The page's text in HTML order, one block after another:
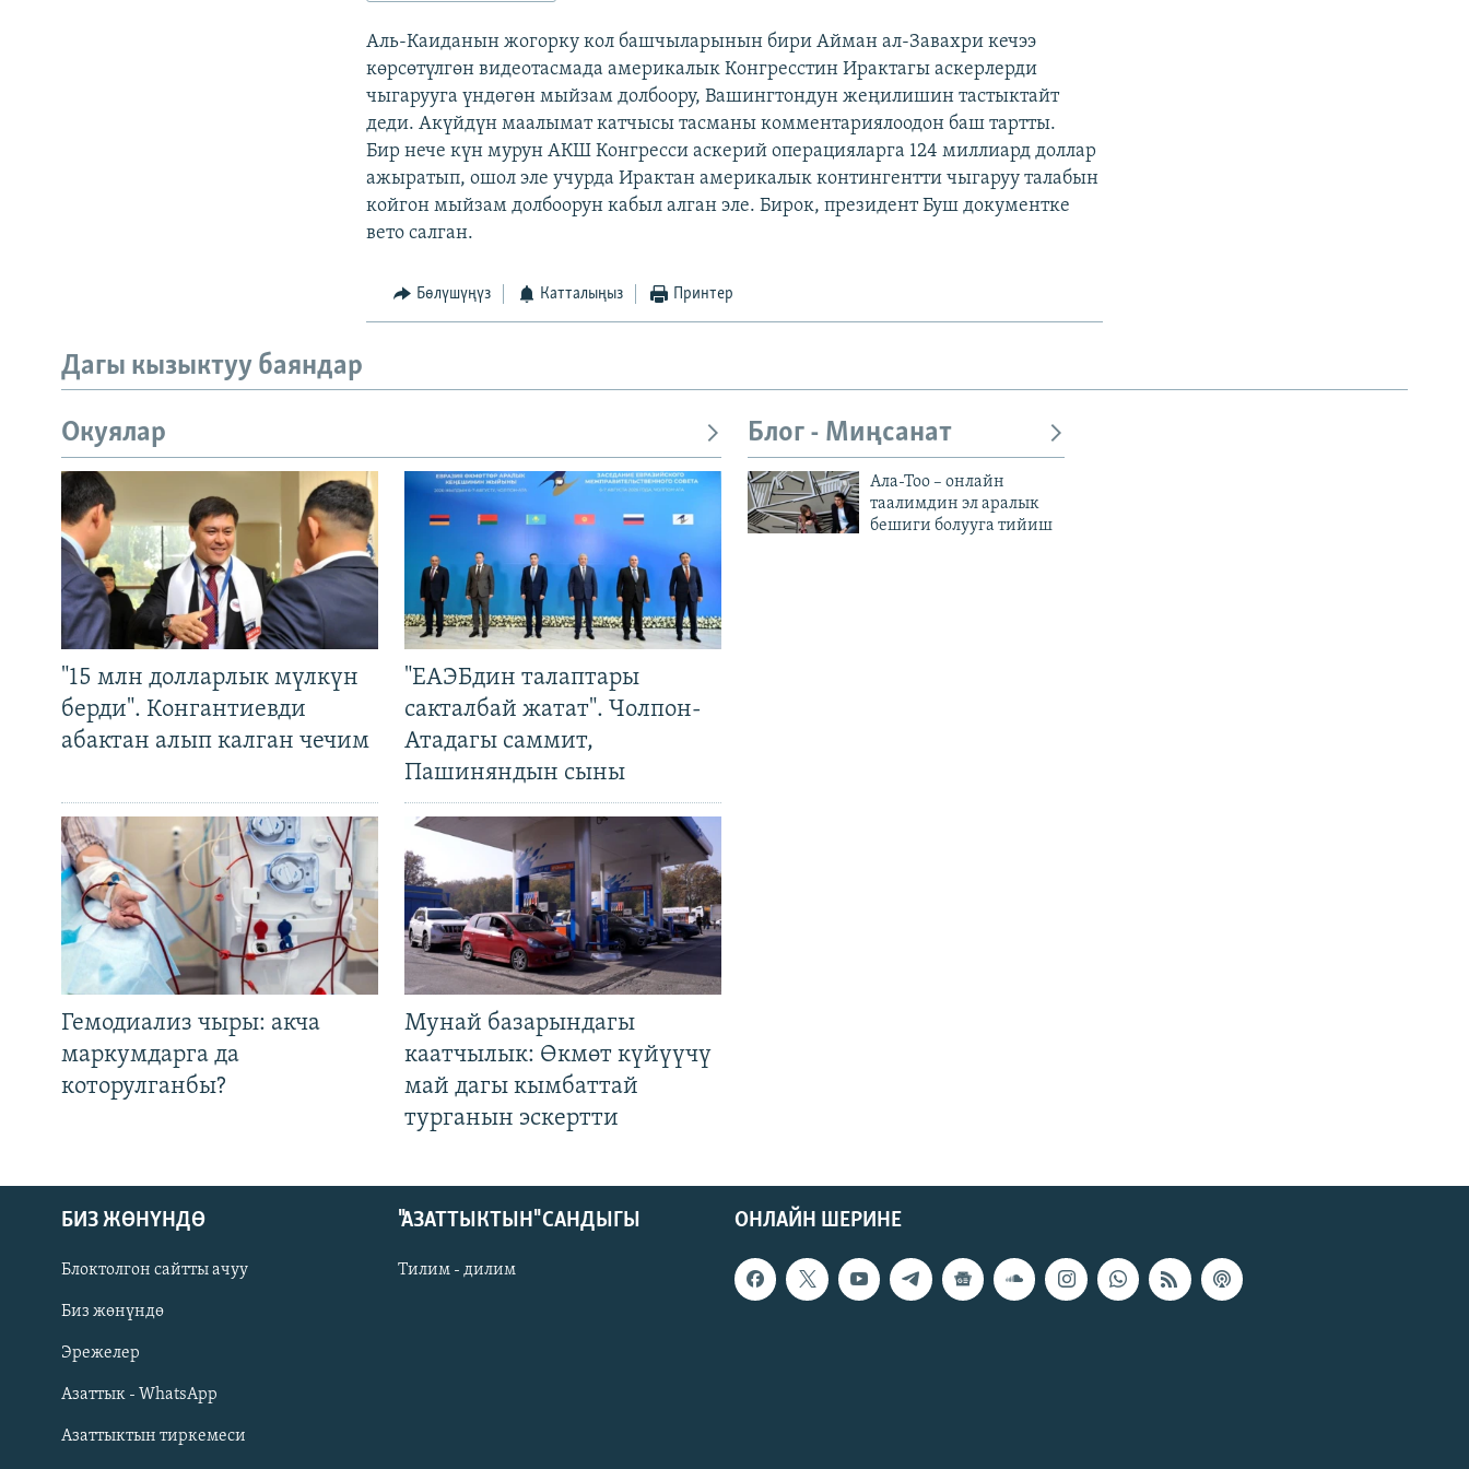
Русский
ОНЛАЙН ШЕРИНЕ
Аль-Каиданын жогорку кол башчыларынын бири Айман ал-Завахри кечээ
көрсөтүлгөн видеотасмада америкалык Конгресстин Ирактагы аскерлерди
чыгарууга үндөгөн мыйзам долбоору, Вашингтондун жеңилишин тастыктайт
деди. Акүйдүн маалымат катчысы тасманы комментариялоодон баш тартты.
Бир нече күн мурун АКШ Конгресси аскерий операцияларга 124 миллиард доллар
ажыратып, ошол эле учурда Ирактан америкалык контингентти чыгаруу талабын
койгон мыйзам долбоорун кабыл алган эле. Бирок, президент Буш документке
вето салган.
Бөлүшүңүз Катталыңыз Принтер
Дагы кызыктуу баяндар
Окуялар
"15 млн долларлык мүлкүн
берди". Конгантиевди
абактан алып калган чечим
"ЕАЭБдин талаптары
сакталбай жатат". Чолпон-
Атадагы саммит,
Пашиняндын сыны
Гемодиализ чыры: акча
маркумдарга да
которулганбы?
Мунай базарындагы
каатчылык: Өкмөт күйүүчү
май дагы кымбаттай
турганын эскертти
Блог - Миңсанат
Ала-Тоо – онлайн
таалимдин эл аралык
бешиги болууга тийиш
ОНЛАЙН ШЕРИНЕ
БИЗ ЖӨНҮНДӨ
Блоктолгон сайтты ачуу
Биз жөнүндө
Эрежелер
Азаттык - WhatsApp
Азаттыктын тиркемеси
"АЗАТТЫКТЫН" САНДЫГЫ
Тилим - дилим